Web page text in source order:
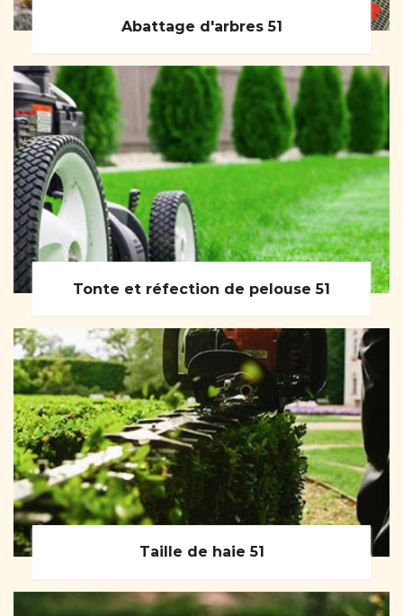
Abattage d'arbres 51
Tonte et réfection de pelouse 51
Taille de haie 51